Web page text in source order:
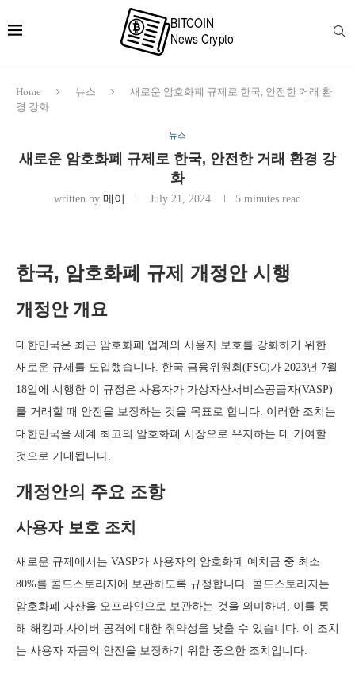
Home 뉴스
새로운 암호화폐 규제로 한국, 안전한 거래 환
경 강화
뉴스
새로운 암호화폐 규제로 한국, 안전한 거래 환경 강
화
written by 메이 July 21, 2024 5 minutes read
한국, 암호화폐 규제 개정안 시행
개정안 개요
대한민국은 최근 암호화폐 업계의 사용자 보호를 강화하기 위한
새로운 규제를 도입했습니다. 한국 금융위원회(FSC)가 2023년 7월
18일에 시행한 이 규정은 사용자가 가상자산서비스공급자(VASP)
를 거래할 때 안전을 보장하는 것을 목표로 합니다. 이러한 조치는
대한민국을 세계 최고의 암호화폐 시장으로 유지하는 데 기여할
것으로 기대됩니다.
개정안의 주요 조항
사용자 보호 조치
새로운 규제에서는 VASP가 사용자의 암호화폐 예치금 중 최소
80%를 콜드스토리지에 보관하도록 규정합니다. 콜드스토리지는
암호화폐 자산을 오프라인으로 보관하는 것을 의미하며, 이를 통
해 해킹과 사이버 공격에 대한 취약성을 낮출 수 있습니다. 이 조치
는 사용자 자금의 안전을 보장하기 위한 중요한 조치입니다.